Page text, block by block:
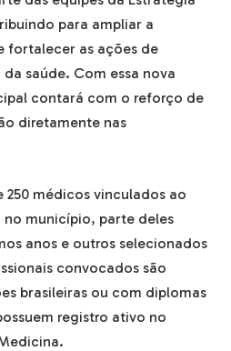
para ampliar a
fortalecer as ações de
saúde. Com essa nova
contará com o reforço de
diretamente nas
médicos vinculados ao
município, parte deles
anos e outros selecionados
convocados são
brasileiras ou com diplomas
registro ativo no